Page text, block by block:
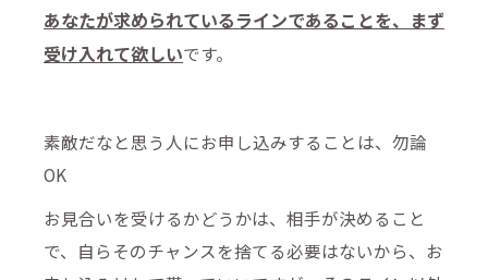
あなたが求められているラインであることを、まず
受け入れて欲しいです。
素敵だなと思う人にお申し込みすることは、勿論
OK
お見合いを受けるかどうかは、相手が決めること
で、自らそのチャンスを捨てる必要はないから、お